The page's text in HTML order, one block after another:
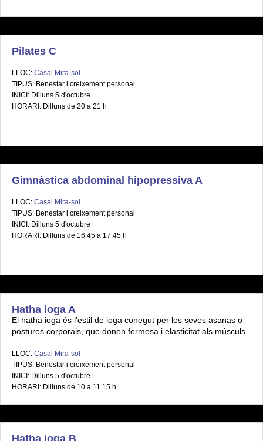
Pilates C
LLOC: Casal Mira-sol
TIPUS: Benestar i creixement personal
INICI: Dilluns 5 d'octubre
HORARI: Dilluns de 20 a 21 h
Gimnàstica abdominal hipopressiva A
LLOC: Casal Mira-sol
TIPUS: Benestar i creixement personal
INICI: Dilluns 5 d'octubre
HORARI: Dilluns de 16.45 a 17.45 h
Hatha ioga A
El hatha ioga és l'estil de ioga conegut per les seves asanas o
postures corporals, que donen fermesa i elasticitat als músculs.
LLOC: Casal Mira-sol
TIPUS: Benestar i creixement personal
INICI: Dilluns 5 d'octubre
HORARI: Dilluns de 10 a 11.15 h
Hatha ioga B